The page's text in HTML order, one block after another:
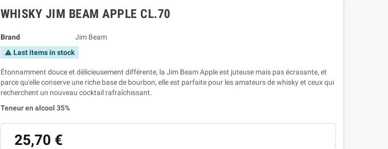
WHISKY JIM BEAM APPLE CL.70
Brand Jim Beam
warning Last items in stock
Étonnamment douce et délicieusement différente, la Jim Beam Apple est juteuse mais pas écrasante, et
parce qu'elle conserve une riche base de bourbon, elle est parfaite pour les amateurs de whisky et ceux qui
recherchent un nouveau cocktail rafraîchissant.
Teneur en alcool 35%
25,70 €